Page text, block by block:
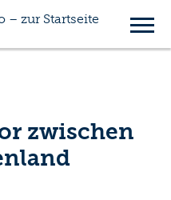
zwischen